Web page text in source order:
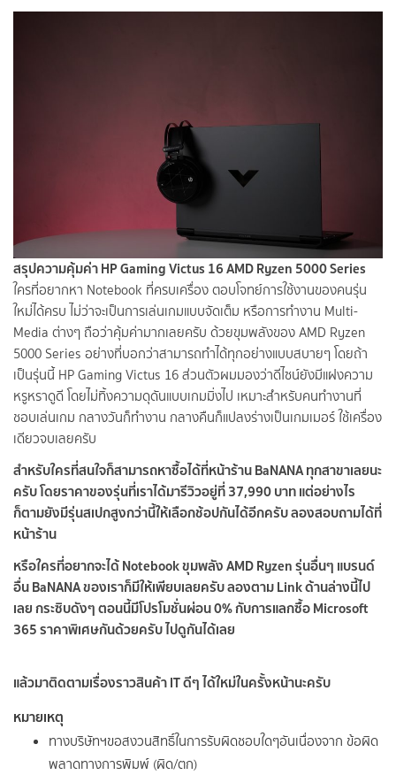
สรุปความคุ้มค่า HP Gaming Victus 16 AMD Ryzen 5000 Series
ใครที่อยากหา Notebook ที่ครบเครื่อง ตอบโจทย์การใช้งานของคนรุ่น
ใหม่ได้ครบ ไม่ว่าจะเป็นการเล่นเกมแบบจัดเต็ม หรือการทำงาน Multi-
Media ต่างๆ ถือว่าคุ้มค่ามากเลยครับ ด้วยขุมพลังของ AMD Ryzen
5000 Series อย่างที่บอกว่าสามารถทำได้ทุกอย่างแบบสบายๆ โดยถ้า
เป็นรุ่นนี้ HP Gaming Victus 16 ส่วนตัวผมมองว่าดีไซน์ยังมีแฝงความ
หรูหราดูดี โดยไม่ทิ้งความดุดันแบบเกมมิ่งไป เหมาะสำหรับคนทำงานที่
ชอบเล่นเกม กลางวันก็ทำงาน กลางคืนก็แปลงร่างเป็นเกมเมอร์ ใช้เครื่อง
เดียวจบเลยครับ
สำหรับใครที่สนใจก็สามารถหาซื้อได้ที่หน้าร้าน BaNANA ทุกสาขาเลยนะ
ครับ โดยราคาของรุ่นที่เราได้มารีวิวอยู่ที่ 37,990 บาท แต่อย่างไร
ก็ตามยังมีรุ่นสเปกสูงกว่านี้ให้เลือกช้อปกันได้อีกครับ ลองสอบถามได้ที่
หน้าร้าน
หรือใครที่อยากจะได้ Notebook ขุมพลัง AMD Ryzen รุ่นอื่นๆ แบรนด์
อื่น BaNANA ของเราก็มีให้เพียบเลยครับ ลองตาม Link ด้านล่างนี้ไป
เลย กระซิบดังๆ ตอนนี้มีโปรโมชั่นผ่อน 0% กับการแลกซื้อ Microsoft
365 ราคาพิเศษกันด้วยครับ ไปดูกันได้เลย
แล้วมาติดตามเรื่องราวสินค้า IT ดีๆ ได้ใหม่ในครั้งหน้านะครับ
หมายเหตุ
ทางบริษัทฯขอสงวนสิทธิ์ในการรับผิดชอบใดๆอันเนื่องจาก ข้อผิด
พลาดทางการพิมพ์ (ผิด/ตก)